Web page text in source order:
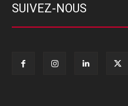
SUIVEZ-NOUS